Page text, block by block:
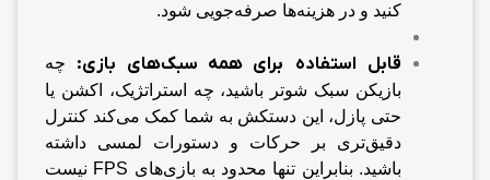
کنید و در هزینه‌ها صرفه‌جویی شود.
قابل استفاده برای همه سبک‌های بازی: چه
بازیکن سبک شوتر باشید، چه استراتژیک، اکشن یا
حتی پازل، این دستکش به شما کمک می‌کند کنترل
دقیق‌تری بر حرکات و دستورات لمسی داشته
باشید. بنابراین تنها محدود به بازی‌های FPS نیست